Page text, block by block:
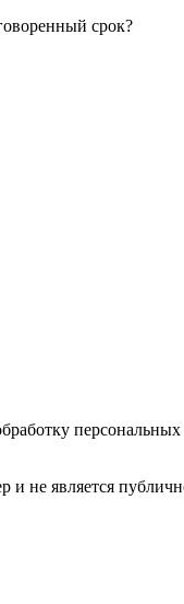
срок?
и не является